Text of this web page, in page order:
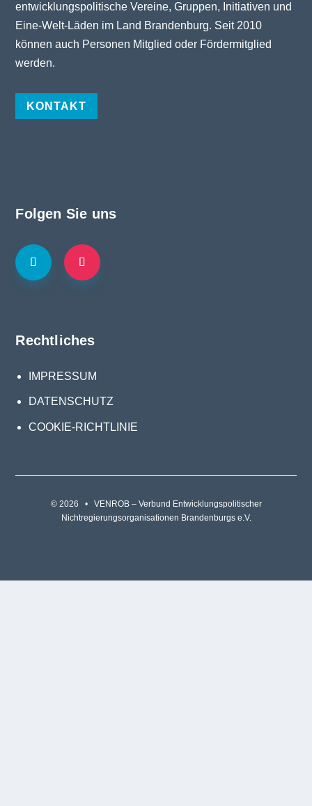
entwicklungspolitische Vereine, Gruppen, Initiativen und
Eine-Welt-Läden im Land Brandenburg. Seit 2010
können auch Personen Mitglied oder Fördermitglied
werden.
KONTAKT
Folgen Sie uns
Rechtliches
IMPRESSUM
DATENSCHUTZ
COOKIE-RICHTLINIE
© 2026 • VENROB – Verbund Entwicklungspolitischer
Nichtregierungsorganisationen Brandenburgs e.V.